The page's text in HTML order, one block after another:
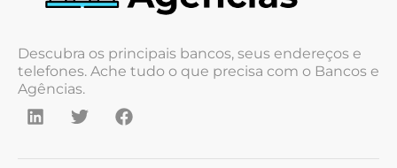
Descubra os principais bancos, seus endereços e
telefones. Ache tudo o que precisa com o Bancos e
Agências.